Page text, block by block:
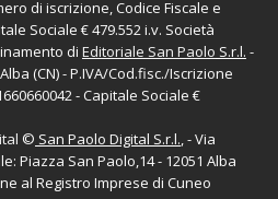
di iscrizione, Codice Fiscale e
Sociale € 479.552 i.v. Società
di Editoriale San Paolo S.r.l. -
(CN) - P.IVA/Cod.fisc./Iscrizione
- Capitale Sociale €
© San Paolo Digital S.r.l., - Via
Piazza San Paolo,14 - 12051 Alba
al Registro Imprese di Cuneo